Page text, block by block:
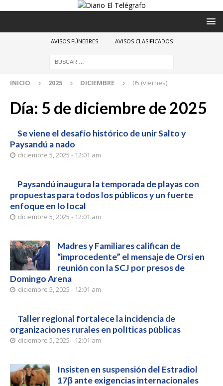
AVISOS FÚNEBRES AVISOS CLASIFICADOS
INICIO 2025 DICIEMBRE 05 (viernes)
Día: 5 de diciembre de 2025
Se viene el desafío histórico de unir Salto y
Paysandú a nado
diciembre 5, 2025 - 12:01 am
Paysandú inaugura la temporada de playas con
propuestas para todos los públicos y un fuerte
enfoque en lo local
diciembre 5, 2025 - 12:01 am
Madres y Familiares califican de
“improcedente” el mensaje de Orsi en
reunión con la SCJ por presos de
Domingo Arena
diciembre 5, 2025 - 12:01 am
Taller regional fortalece la incidencia de
organizaciones rurales en políticas públicas
diciembre 5, 2025 - 12:01 am
Insisten en suspensión del Estradiol
17β ante exigencias internacionales